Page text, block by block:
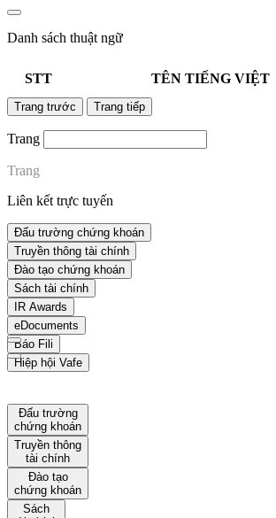
Danh sách thuật ngữ
STT TÊN TIẾNG VIỆT
Trang trước Trang tiếp
Trang
Trang
Liên kết trực tuyến
Đấu trường chứng khoán
Truyền thông tài chính
Đào tạo chứng khoán
Sách tài chính
IR Awards
eDocuments
Báo Fili
Hiệp hội Vafe
Đấu trường
chứng khoán
Truyền thông
tài chính
Đào tạo
chứng khoán
Sách